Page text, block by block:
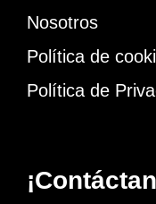
Nosotros
Política de
Política de